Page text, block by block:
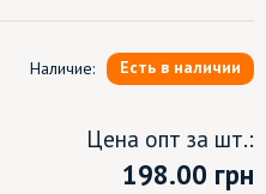
Наличие: Есть в наличии
Цена опт за шт.:
198.00 грн